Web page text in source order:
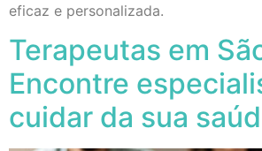
eficaz e personalizada.
Terapeutas em
Encontre
cuidar da sua